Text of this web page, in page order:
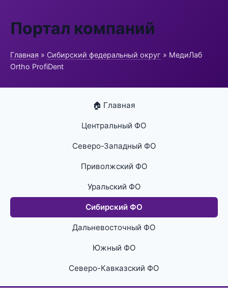
Портал компаний
Главная » Сибирский федеральный округ » МедиЛаб
Ortho ProfiDent
🏠 Главная
Центральный ФО
Северо-Западный ФО
Приволжский ФО
Уральский ФО
Сибирский ФО
Дальневосточный ФО
Южный ФО
Северо-Кавказский ФО